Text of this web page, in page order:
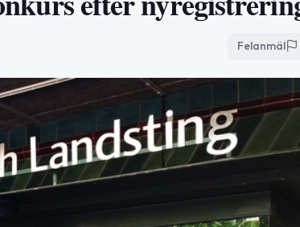
Felanmäl